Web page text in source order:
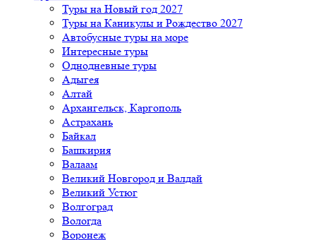
Туры на Новый год 2027
Туры на Каникулы и Рождество 2027
Автобусные туры на море
Интересные туры
Однодневные туры
Адыгея
Алтай
Архангельск, Каргополь
Астрахань
Байкал
Башкирия
Валаам
Великий Новгород и Валдай
Великий Устюг
Волгоград
Вологда
Воронеж